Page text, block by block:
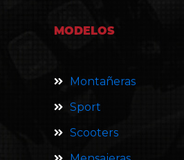
MODELOS
Montañeras
Sport
Scooters